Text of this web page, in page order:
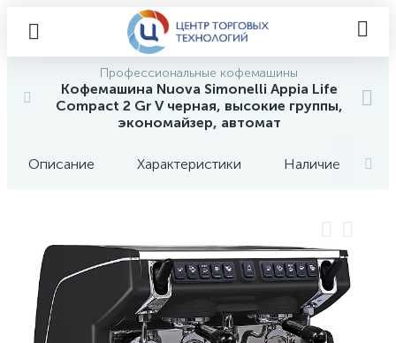
Профессиональные кофемашины
Кофемашина Nuova Simonelli Appia Life
Compact 2 Gr V черная, высокие группы,
экономайзер, автомат
Описание Характеристики Наличие